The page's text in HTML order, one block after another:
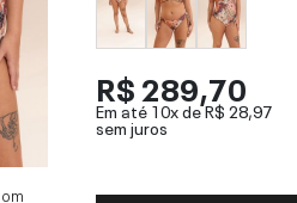
R$ 289,70
Em até 10x deR$ 28,97
sem juros